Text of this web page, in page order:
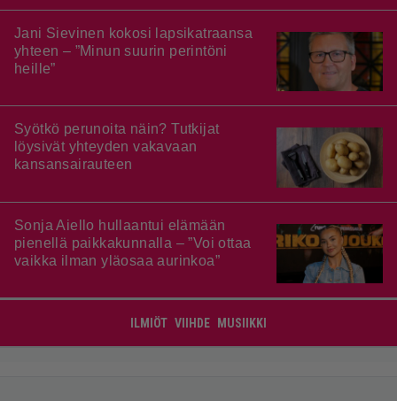
Jani Sievinen kokosi lapsikatraansa
yhteen – ”Minun suurin perintöni
heille”
Syötkö perunoita näin? Tutkijat
löysivät yhteyden vakavaan
kansansairauteen
Sonja Aiello hullaantui elämään
pienellä paikkakunnalla – ”Voi ottaa
vaikka ilman yläosaa aurinkoa”
ILMIÖT VIIHDE MUSIIKKI